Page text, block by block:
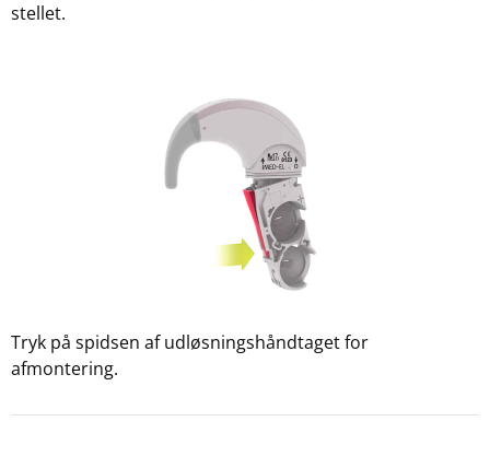
stellet.
Tryk på spidsen af udløsningshåndtaget for
afmontering.